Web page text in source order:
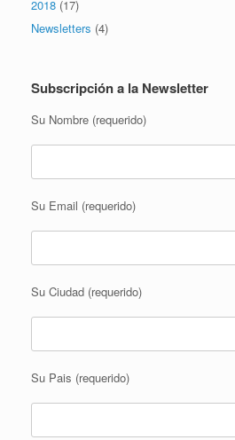
2018 (17)
Newsletters (4)
Subscripción a la Newsletter
Su Nombre (requerido)
Su Email (requerido)
Su Ciudad (requerido)
Su Pais (requerido)